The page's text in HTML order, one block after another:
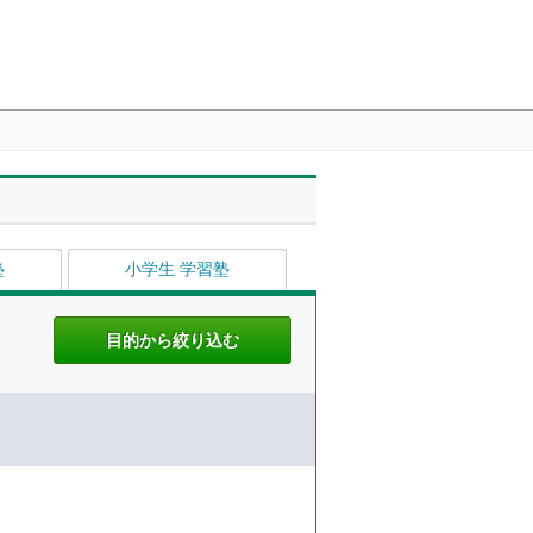
小学生 学習塾